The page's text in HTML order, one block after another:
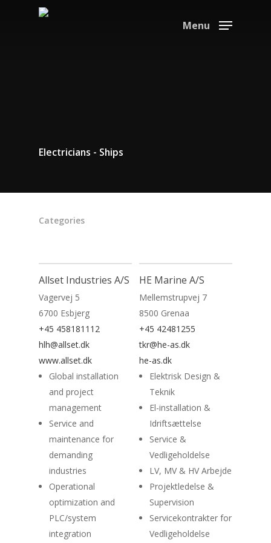
Menu
Electricians - Ships
Categories
Allset Industries A/S
Vagervej 5
6700 Esbjerg
+45 458181112
hlh@allset.dk
www.allset.dk
Global installation
and project
management
Service and
maintenance for
demanding
industries
Operational
optimization and
PLC/system
integration
HE Marine A/S
Mellemstrupvej 7
8500 Grenaa
+45 42481255
tkr@he-as.dk
he-as.dk
Elektrisk Design &
Teknik
El-installation &
Idriftsættelse
Service &
Vedligeholdelse
LV, MV & HV Arbejde
Projektledelse &
Supervision
Servicekontrakter for
Vedligeholdelse
Home
Suppliers
About
News
Contact